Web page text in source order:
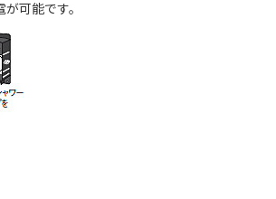
可能です。